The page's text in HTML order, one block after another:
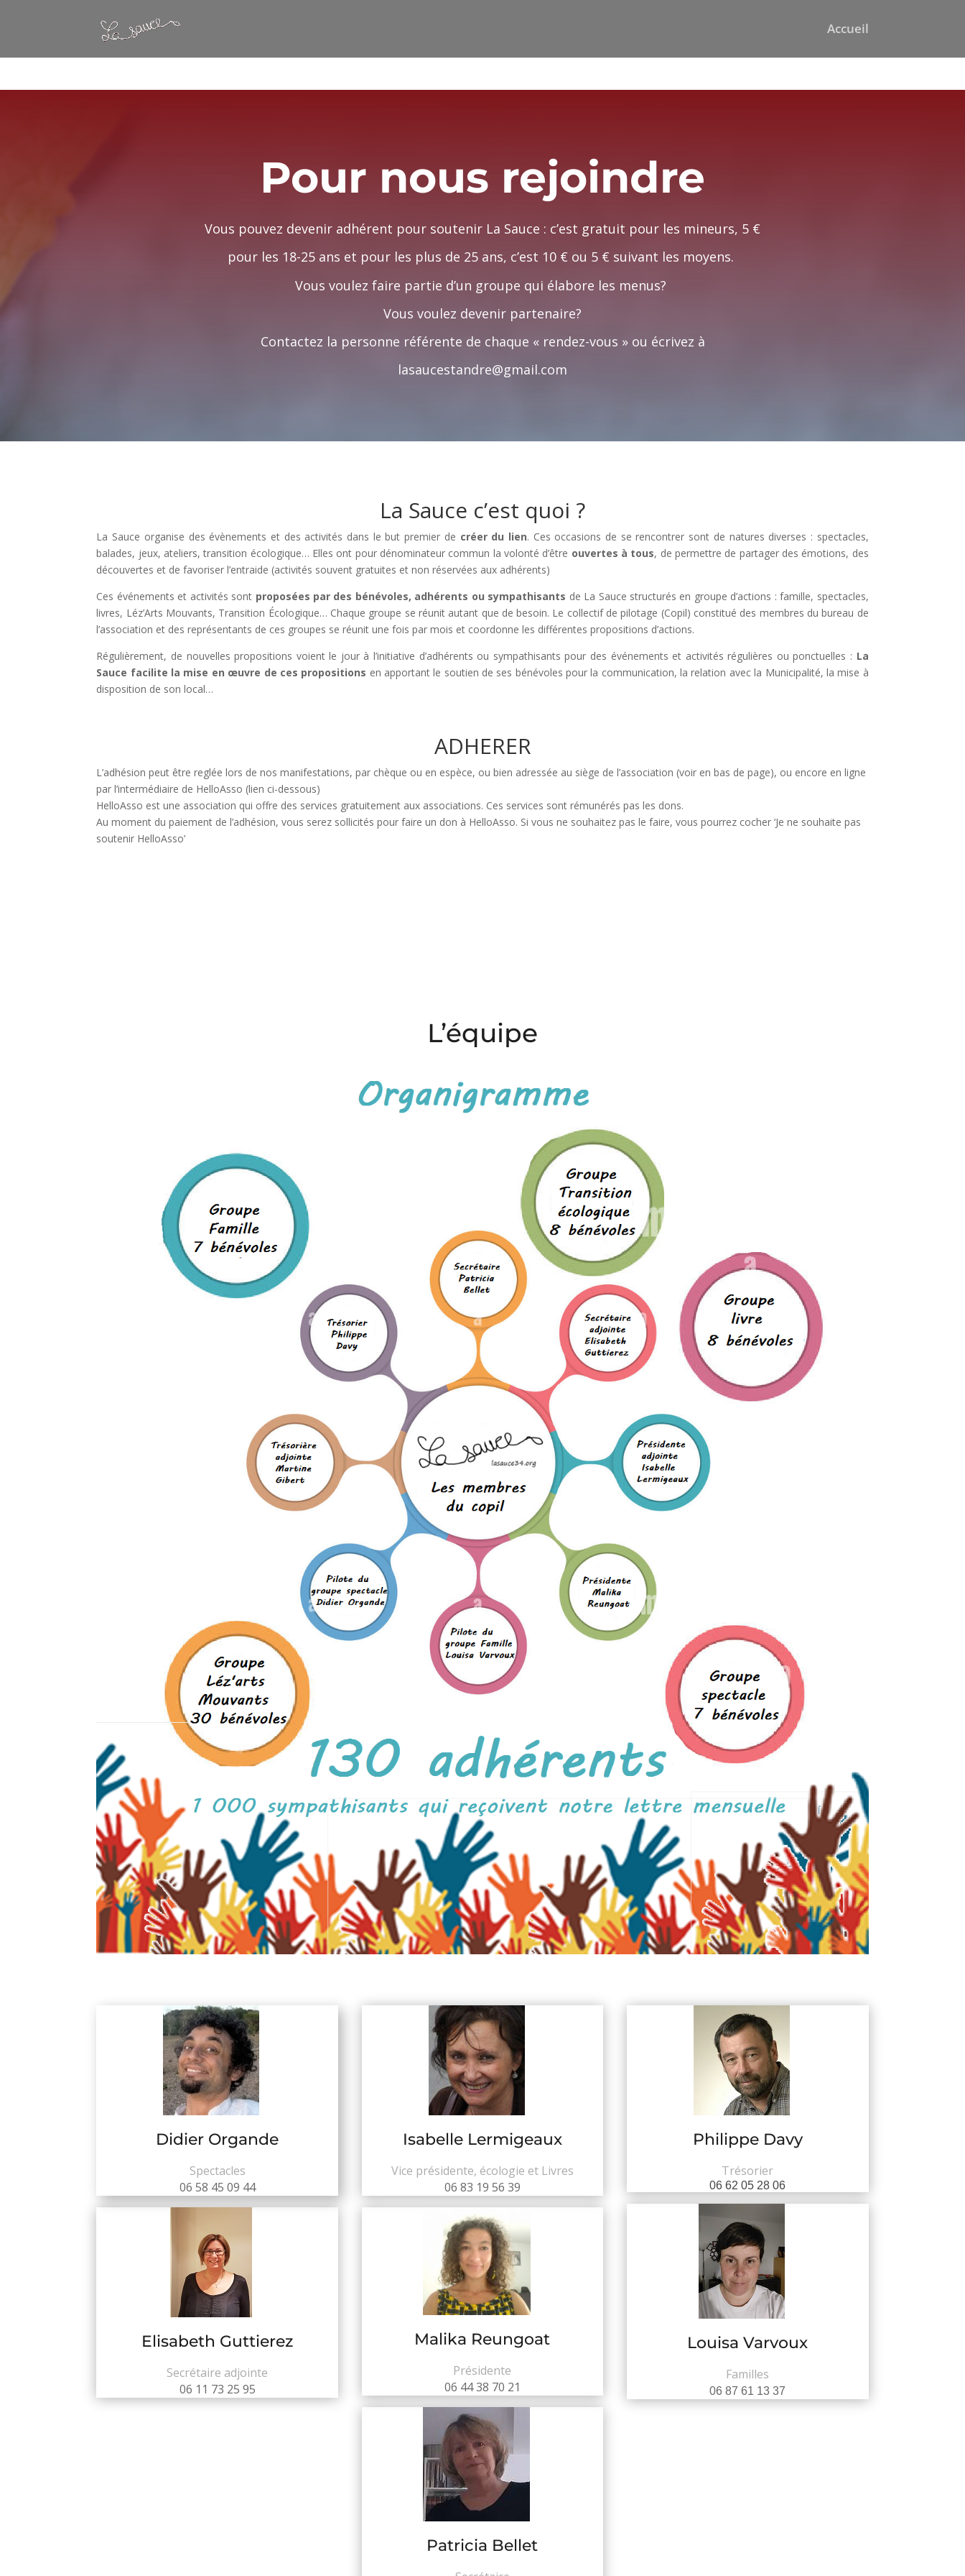
: Constant WP_CRON_LOCK_TIMEOUT already defined in Accueil
Pour nous rejoindre
Vous pouvez devenir adhérent pour soutenir La Sauce : c’est gratuit pour les mineurs, 5 €
pour les 18-25 ans et pour les plus de 25 ans, c’est 10 € ou 5 € suivant les moyens.
Vous voulez faire partie d’un groupe qui élabore les menus?
Vous voulez devenir partenaire?
Contactez la personne référente de chaque « rendez-vous » ou écrivez à
lasaucestandre@gmail.com
La Sauce c’est quoi ?
La Sauce organise des évènements et des activités dans le but premier de créer du lien. Ces occasions de se rencontrer sont de natures diverses : spectacles,
balades, jeux, ateliers, transition écologique… Elles ont pour dénominateur commun la volonté d’être ouvertes à tous, de permettre de partager des émotions, des
découvertes et de favoriser l’entraide (activités souvent gratuites et non réservées aux adhérents)
Ces événements et activités sont proposées par des bénévoles, adhérents ou sympathisants de La Sauce structurés en groupe d’actions : famille, spectacles,
livres, Léz’Arts Mouvants, Transition Écologique… Chaque groupe se réunit autant que de besoin. Le collectif de pilotage (Copil) constitué des membres du bureau de
l’association et des représentants de ces groupes se réunit une fois par mois et coordonne les différentes propositions d’actions.
Régulièrement, de nouvelles propositions voient le jour à l’initiative d’adhérents ou sympathisants pour des événements et activités régulières ou ponctuelles : La
Sauce facilite la mise en œuvre de ces propositions en apportant le soutien de ses bénévoles pour la communication, la relation avec la Municipalité, la mise à
disposition de son local…
ADHERER
L’adhésion peut être reglée lors de nos manifestations, par chèque ou en espèce, ou bien adressée au siège de l’association (voir en bas de page), ou encore en ligne
par l’intermédiaire de HelloAsso (lien ci-dessous)
HelloAsso est une association qui offre des services gratuitement aux associations. Ces services sont rémunérés pas les dons.
Au moment du paiement de l’adhésion, vous serez sollicités pour faire un don à HelloAsso. Si vous ne souhaitez pas le faire, vous pourrez cocher ‘Je ne souhaite pas
soutenir HelloAsso’
L’équipe
Didier Organde
Spectacles
06 58 45 09 44
Elisabeth Guttierez
Secrétaire adjointe
06 11 73 25 95
Isabelle Lermigeaux
Vice présidente, écologie et Livres
06 83 19 56 39
Malika Reungoat
Présidente
06 44 38 70 21
Patricia Bellet
Philippe Davy
Trésorier
06 62 05 28 06
Louisa Varvoux
Familles
06 87 61 13 37